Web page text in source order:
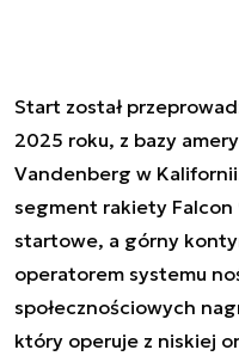
Start został
2025 roku, z bazy
Vandenberg w
segment rakiety Falcon
startowe, a górny
operatorem systemu
społecznościowych
który operuje z niskiej